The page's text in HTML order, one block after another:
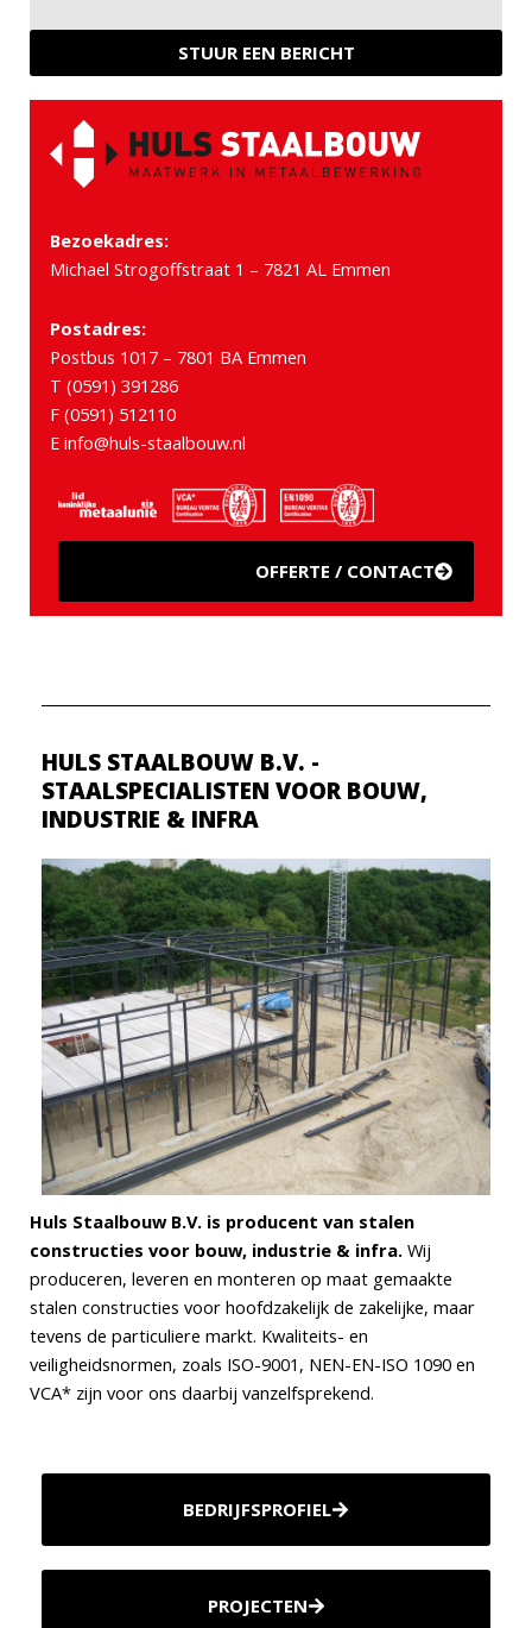
STUUR EEN BERICHT
Bezoekadres:
Michael Strogoffstraat 1 – 7821 AL Emmen
Postadres:
Postbus 1017 – 7801 BA Emmen
T (0591) 391286
F (0591) 512110
E info@huls-staalbouw.nl
OFFERTE / CONTACT
HULS STAALBOUW B.V. -
STAALSPECIALISTEN VOOR BOUW,
INDUSTRIE & INFRA
Huls Staalbouw B.V. is producent van stalen
constructies voor bouw, industrie & infra. Wij
produceren, leveren en monteren op maat gemaakte
stalen constructies voor hoofdzakelijk de zakelijke, maar
tevens de particuliere markt. Kwaliteits- en
veiligheidsnormen, zoals ISO-9001, NEN-EN-ISO 1090 en
VCA* zijn voor ons daarbij vanzelfsprekend.
BEDRIJFSPROFIEL
PROJECTEN